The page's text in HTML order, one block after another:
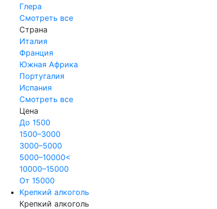
Глера
Смотреть все
Страна
Италия
Франция
Южная Африка
Португалия
Испания
Смотреть все
Цена
До 1500
1500–3000
3000–5000
5000–10000<
10000–15000
От 15000
Крепкий алкоголь
Крепкий алкоголь